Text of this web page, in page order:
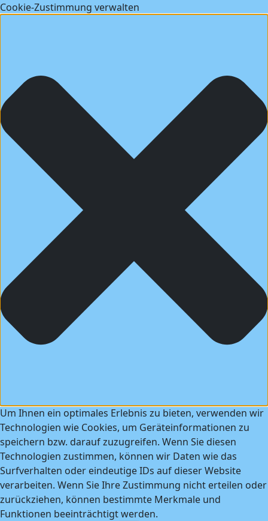
Cookie-Zustimmung verwalten
Um Ihnen ein optimales Erlebnis zu bieten, verwenden wir
Technologien wie Cookies, um Geräteinformationen zu
speichern bzw. darauf zuzugreifen. Wenn Sie diesen
Technologien zustimmen, können wir Daten wie das
Surfverhalten oder eindeutige IDs auf dieser Website
verarbeiten. Wenn Sie Ihre Zustimmung nicht erteilen oder
zurückziehen, können bestimmte Merkmale und
Funktionen beeinträchtigt werden.